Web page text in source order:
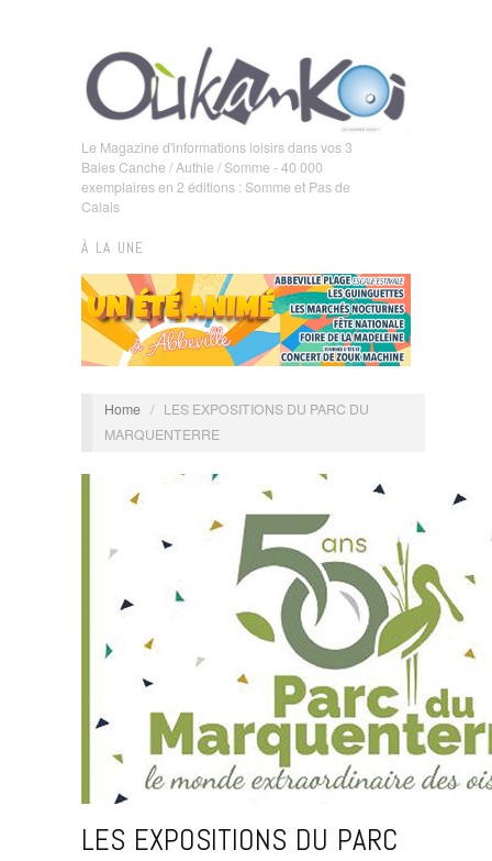
Le Magazine d'informations loisirs dans vos 3
Baies Canche / Authie / Somme - 40 000
exemplaires en 2 éditions : Somme et Pas de
Calais
À LA UNE
Home / LES EXPOSITIONS DU PARC DU
MARQUENTERRE
LES EXPOSITIONS DU PARC